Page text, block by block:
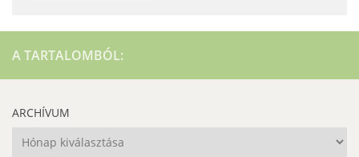
A TARTALOMBÓL:
ARCHÍVUM
Archívum